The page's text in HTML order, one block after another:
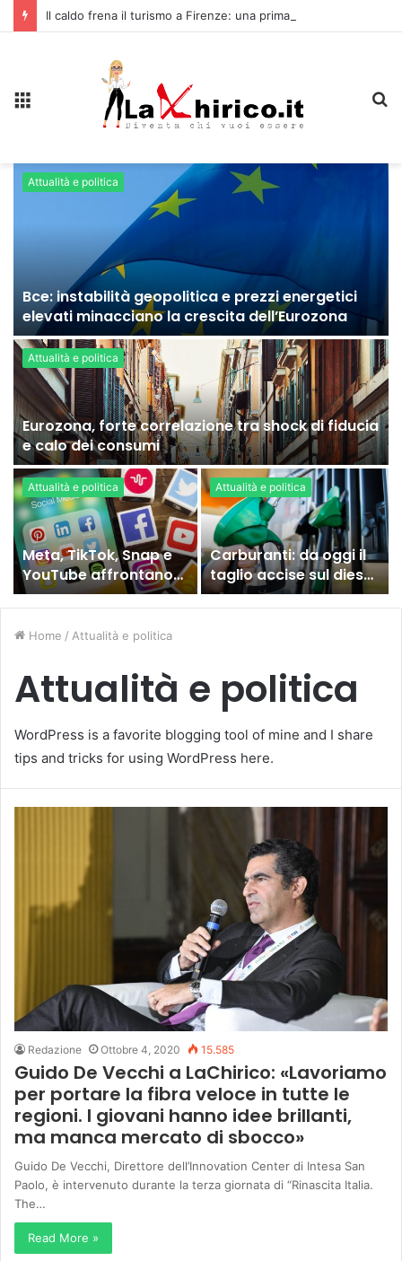
Attualità e politica
Bce: instabilità geopolitica e prezzi energetici
elevati minacciano la crescita dell’Eurozona
Attualità e politica
Eurozona, forte correlazione tra shock di fiducia
e calo dei consumi
Attualità e politica
Meta, TikTok, Snap e
YouTube affrontano
una nuova causa
legale negli Stati Uniti
Attualità e politica
Carburanti: da oggi il
taglio accise sul diesel,
ecco cosa sta
succedendo
Home / Attualità e politica
Attualità e politica
WordPress is a favorite blogging tool of mine and I share
tips and tricks for using WordPress here.
Redazione Ottobre 4, 2020 15.585
Guido De Vecchi a LaChirico: «Lavoriamo
per portare la fibra veloce in tutte le
regioni. I giovani hanno idee brillanti,
ma manca mercato di sbocco»
Guido De Vecchi, Direttore dell’Innovation Center di Intesa San
Paolo, è intervenuto durante la terza giornata di “Rinascita Italia.
The…
Read More »